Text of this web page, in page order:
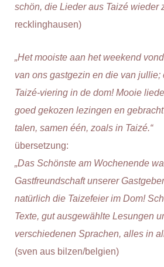
schön, die Lieder aus Taizé wieder
recklinghausen)
„Het mooiste aan het weekend
van ons gastgezin en die van jullie;
Taizé-viering in de dom! Mooie
goed gekozen lezingen en
talen, samen één, zoals in Taizé.“
übersetzung:
„Das Schönste am Wochenende
Gastfreundschaft unserer
natürlich die Taizefeier im Dom!
Texte, gut ausgewählte Lesungen
verschiedenen Sprachen, alles in
(sven aus bilzen/belgien)